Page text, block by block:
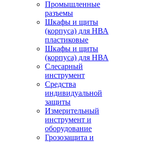
Промышленные
разъемы
Шкафы и щиты
(корпуса) для НВА
пластиковые
Шкафы и щиты
(корпуса) для НВА
Слесарный
инструмент
Средства
индивидуальной
защиты
Измерительный
инструмент и
оборудование
Грозозащита и